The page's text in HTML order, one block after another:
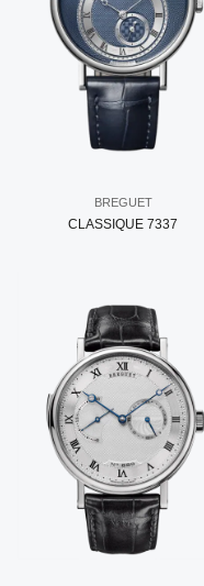
BREGUET
CLASSIQUE 7337